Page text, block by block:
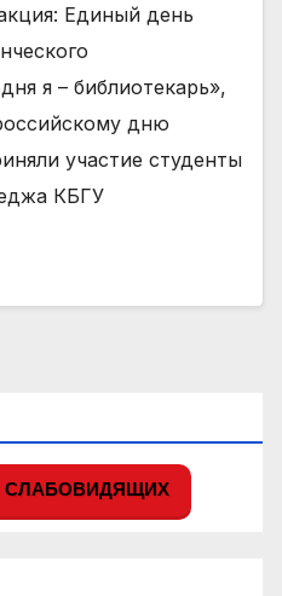
Единый день
я – библиотекарь»,
дню
участие студенты
КБГУ
СЛАБОВИДЯЩИХ